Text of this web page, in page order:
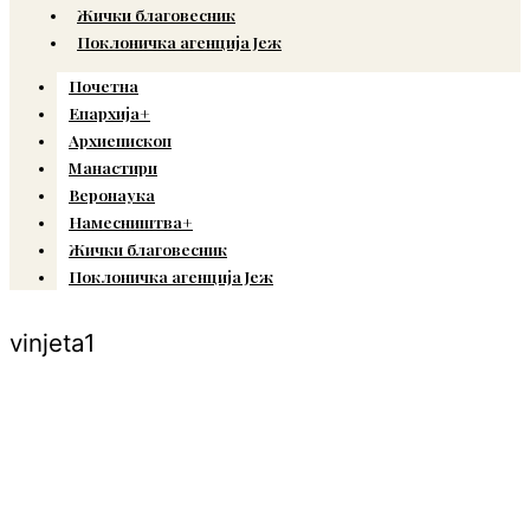
Жички благовесник
Поклоничка агенција Јеж
Почетна
Епархија+
Архиепископ
Манастири
Веронаука
Намесништва+
Жички благовесник
Поклоничка агенција Јеж
vinjeta1